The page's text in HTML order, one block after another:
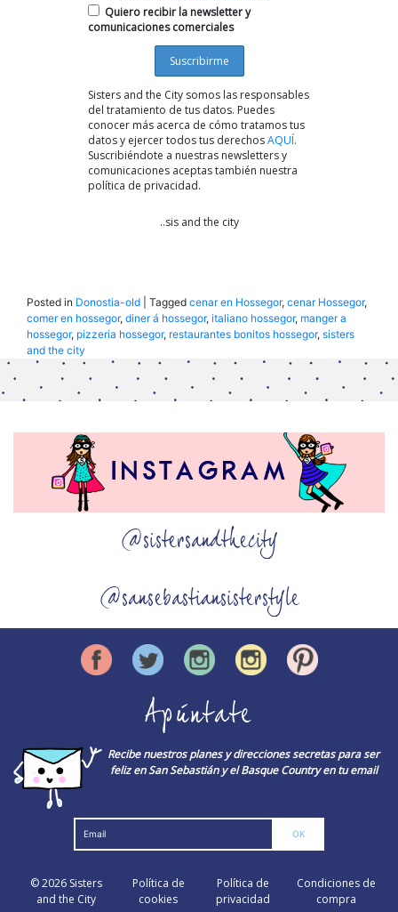
Quiero recibir la newsletter y
comunicaciones comerciales
Sisters and the City somos las responsables
del tratamiento de tus datos. Puedes
conocer más acerca de cómo tratamos tus
datos y ejercer todos tus derechosAQUÍ.
Suscribiéndote a nuestras newsletters y
comunicaciones aceptas también nuestra
política de privacidad.
..sis and the city
Posted in Donostia-old Tagged cenar en Hossegor, cenar Hossegor,
comer en hossegor, diner á hossegor, italiano hossegor, manger a
hossegor, pizzeria hossegor, restaurantes bonitos hossegor, sisters
and the city
@sistersandthecity
@sansebastiansisterstyle
Apúntate
Recibe nuestros planes y direcciones secretas para ser
feliz en San Sebastián y el Basque Country en tu email
© 2026 Sisters
and the City
Política de
cookies
Política de
privacidad
Condiciones de
compra